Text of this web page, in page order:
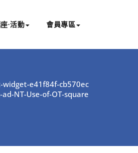
∙活動 會員專區
e41f84f-cb570ec
NT-Use-of-OT-square